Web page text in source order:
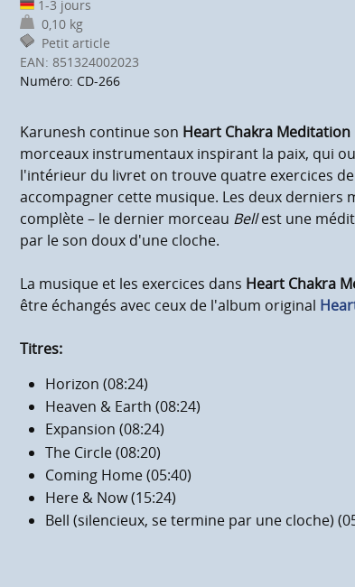
volume maximum
1-3 jours
0,10 kg
Petit article
EAN: 851324002023
Numéro: CD-266
Karunesh continue son Heart Chakra Meditation
morceaux instrumentaux inspirant la paix, qui
l'intérieur du livret on trouve quatre exercices
accompagner cette musique. Les deux
complète – le dernier morceau Bellest une
par le son doux d'une cloche.
La musique et les exercices dans Heart Chakra
être échangés avec ceux de l'album original
Titres:
Horizon (08:24)
Heaven & Earth (08:24)
Expansion (08:24)
The Circle (08:20)
Coming Home (05:40)
Here & Now (15:24)
Bell (silencieux, se termine par une cloche)